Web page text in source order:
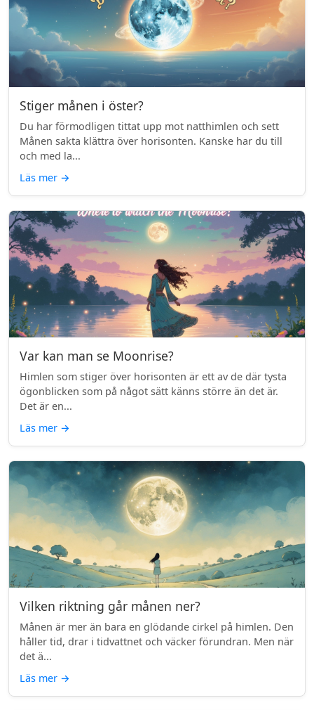
Stiger månen i öster?
Du har förmodligen tittat upp mot natthimlen och sett
Månen sakta klättra över horisonten. Kanske har du till
och med la...
Läs mer →
Var kan man se Moonrise?
Himlen som stiger över horisonten är ett av de där tysta
ögonblicken som på något sätt känns större än det är.
Det är en...
Läs mer →
Vilken riktning går månen ner?
Månen är mer än bara en glödande cirkel på himlen. Den
håller tid, drar i tidvattnet och väcker förundran. Men när
det ä...
Läs mer →